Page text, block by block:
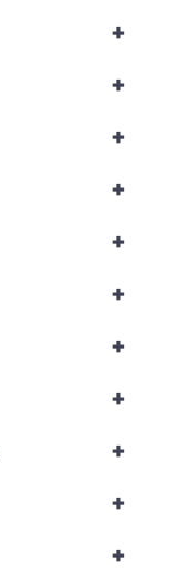
+
+
+
+
+
+
+
+
+
+
+